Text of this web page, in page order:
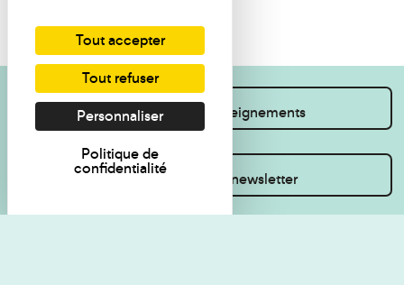
Je souhaite des renseignements
Inscrivez-vous à la newsletter
Tout accepter
Tout refuser
Personnaliser
Politique de
confidentialité